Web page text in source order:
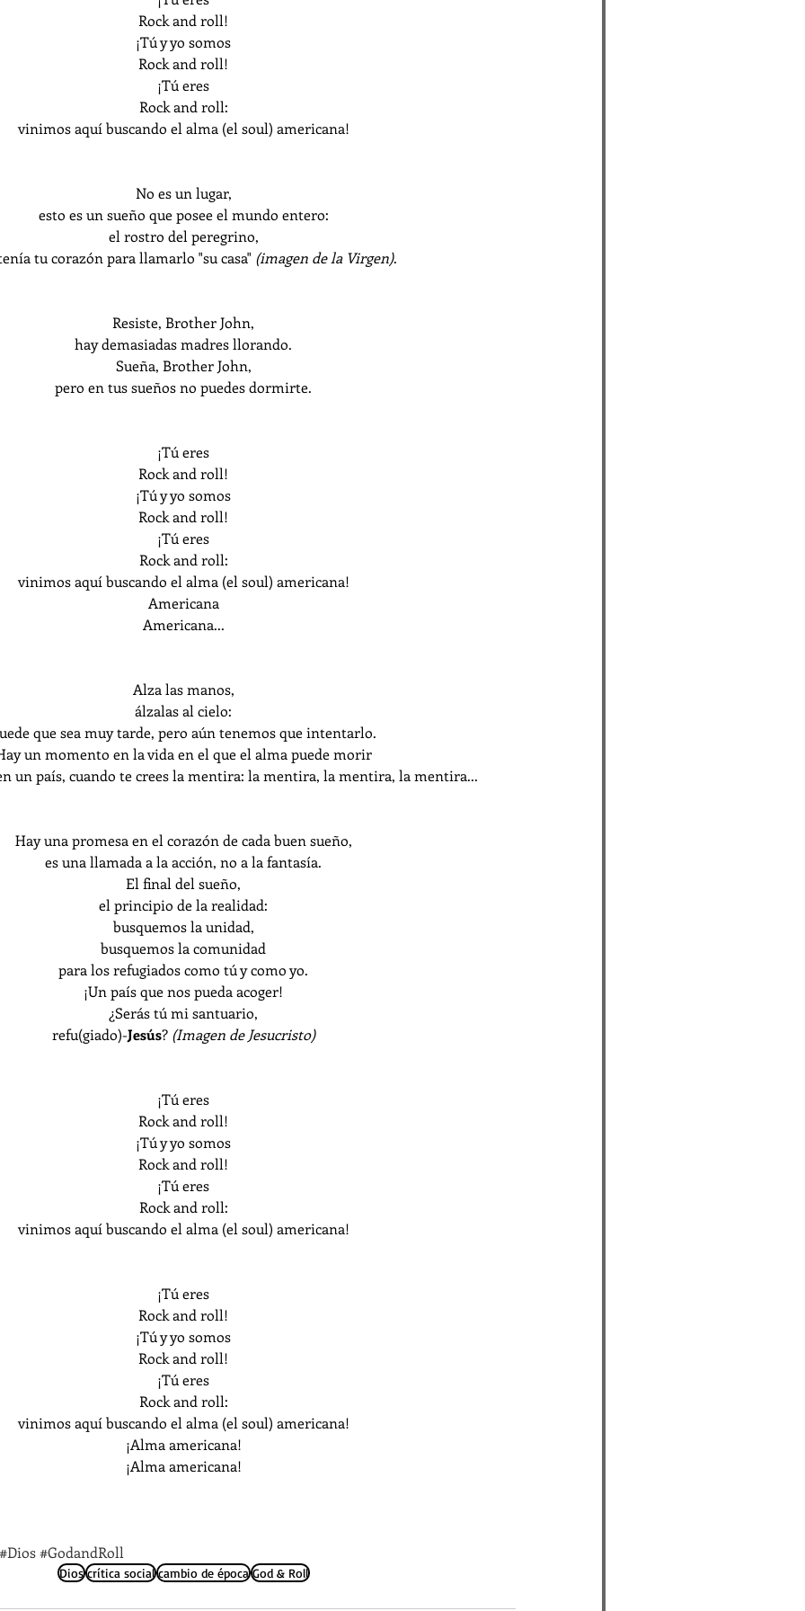
Rock and roll!
¡Tú y yo somos
Rock and roll!
¡Tú eres
Rock and roll:
vinimos aquí buscando el alma (el soul) americana!
No es un lugar,
esto es un sueño que posee el mundo entero:
el rostro del peregrino,
tu corazón para llamarlo "su casa" (imagen de la Virgen).
Resiste, Brother John,
hay demasiadas madres llorando.
Sueña, Brother John,
pero en tus sueños no puedes dormirte.
¡Tú eres
Rock and roll!
¡Tú y yo somos
Rock and roll!
¡Tú eres
Rock and roll:
vinimos aquí buscando el alma (el soul) americana!
Americana
Americana...
Alza las manos,
álzalas al cielo:
que sea muy tarde, pero aún tenemos que intentarlo.
un momento en la vida en el que el alma puede morir
un país, cuando te crees la mentira: la mentira, la mentira, la mentira...
Hay una promesa en el corazón de cada buen sueño,
es una llamada a la acción, no a la fantasía.
El final del sueño,
el principio de la realidad:
busquemos la unidad,
busquemos la comunidad
para los refugiados como tú y como yo.
¡Un país que nos pueda acoger!
¿Serás tú mi santuario,
refu(giado)-Jesús? (Imagen de Jesucristo)
¡Tú eres
Rock and roll!
¡Tú y yo somos
Rock and roll!
¡Tú eres
Rock and roll:
vinimos aquí buscando el alma (el soul) americana!
¡Tú eres
Rock and roll!
¡Tú y yo somos
Rock and roll!
¡Tú eres
Rock and roll:
vinimos aquí buscando el alma (el soul) americana!
¡Alma americana!
¡Alma americana!
#Dios#GodandRoll
Dios crítica social cambio de época God & Roll